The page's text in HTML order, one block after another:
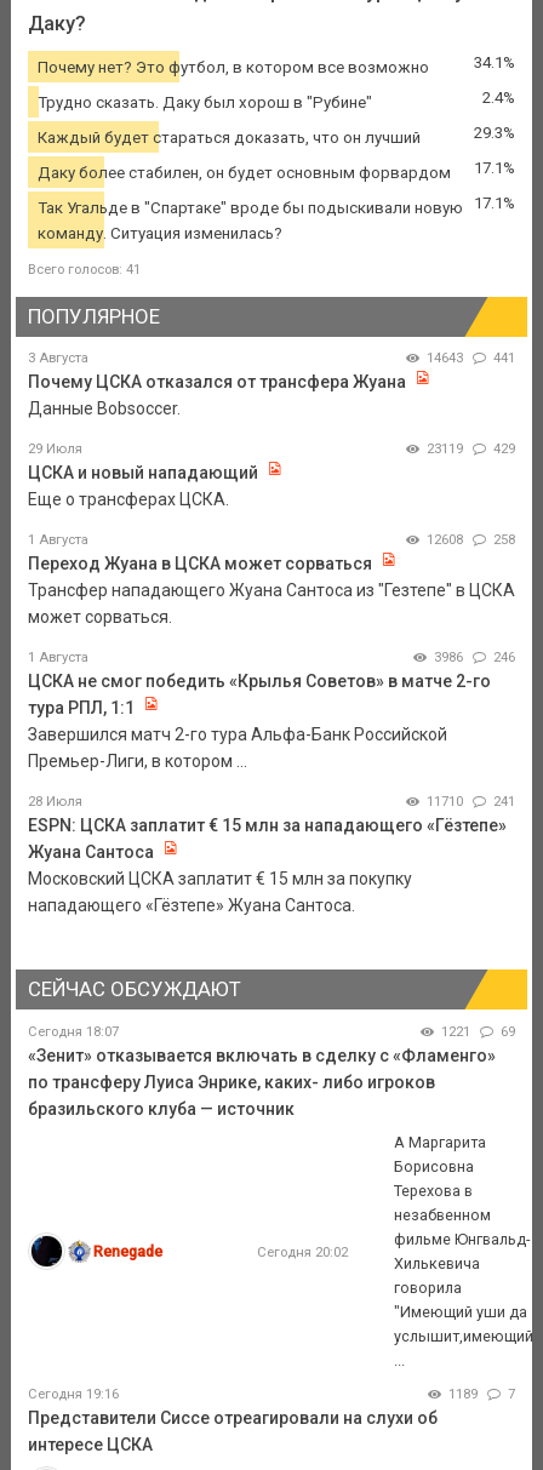
Даку?
Почему нет? Это футбол, в котором все возможно 34.1%
Трудно сказать. Даку был хорош в "Рубине" 2.4%
Каждый будет стараться доказать, что он лучший 29.3%
Даку более стабилен, он будет основным форвардом 17.1%
Так Угальде в "Спартаке" вроде бы подыскивали новую
команду. Ситуация изменилась?
17.1%
Всего голосов: 41
ПОПУЛЯРНОЕ
3 Августа 14643 441
Почему ЦСКА отказался от трансфера Жуана
Данные Bobsoccer.
29 Июля 23119 429
ЦСКА и новый нападающий
Еще о трансферах ЦСКА.
1 Августа 12608 258
Переход Жуана в ЦСКА может сорваться
Трансфер нападающего Жуана Сантоса из "Гезтепе" в ЦСКА
может сорваться.
1 Августа 3986 246
ЦСКА не смог победить «Крылья Советов» в матче 2-го
тура РПЛ, 1:1
Завершился матч 2-го тура Альфа-Банк Российской
Премьер-Лиги, в котором ...
28 Июля 11710 241
ESPN: ЦСКА заплатит € 15 млн за нападающего «Гёзтепе»
Жуана Сантоса
Московский ЦСКА заплатит € 15 млн за покупку
нападающего «Гёзтепе» Жуана Сантоса.
СЕЙЧАС ОБСУЖДАЮТ
Сегодня 18:07 1221 69
«Зенит» отказывается включать в сделку с «Фламенго»
по трансферу Луиса Энрике, каких- либо игроков
бразильского клуба — источник
Renegade Сегодня 20:02
А Маргарита
Борисовна
Терехова в
незабвенном
фильме Юнгвальд-
Хилькевича
говорила
"Имеющий уши да
услышит,имеющий
Сегодня 19:16 1189 7
Представители Сиссе отреагировали на слухи об
интересе ЦСКА